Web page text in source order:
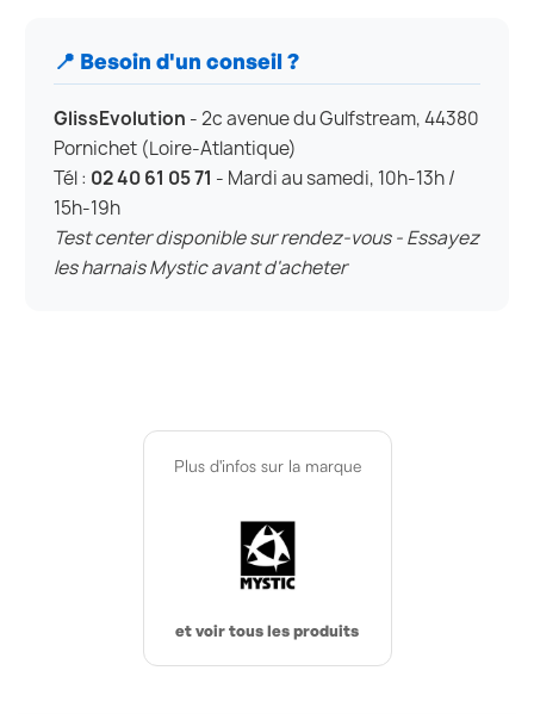
📍 Besoin d'un conseil ?
GlissEvolution - 2c avenue du Gulfstream, 44380
Pornichet (Loire-Atlantique)
Tél : 02 40 61 05 71 - Mardi au samedi, 10h-13h /
15h-19h
Test center disponible sur rendez-vous - Essayez
les harnais Mystic avant d'acheter
Plus d'infos sur la marque
et voir tous les produits